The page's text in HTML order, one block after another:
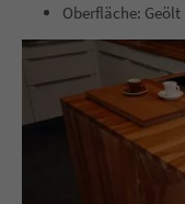
Oberfläche: Geölt